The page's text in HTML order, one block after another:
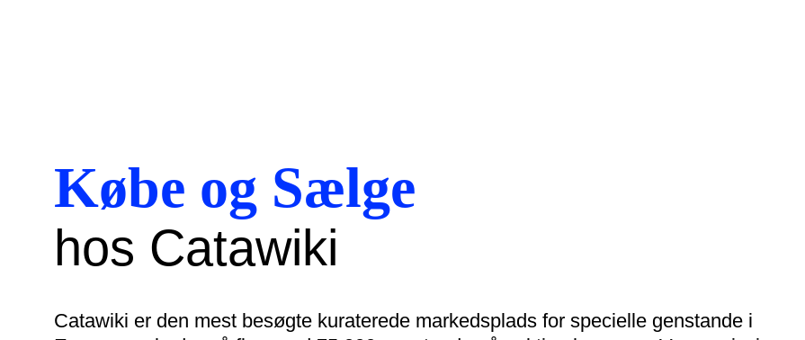
Købe og Sælge
hos Catawiki
Catawiki er den mest besøgte kuraterede markedsplads for specielle genstande i